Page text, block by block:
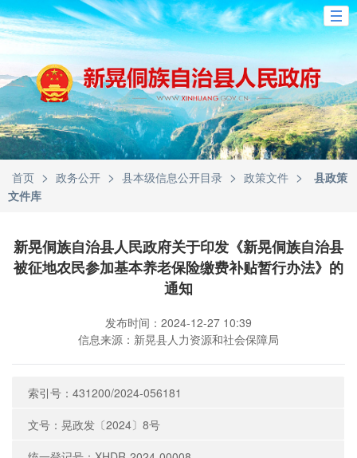
首页 > 政务公开 > 县本级信息公开目录 > 政策文件 >
县政策
文件库
新晃侗族自治县人民政府关于印发《新晃侗族自治县
被征地农民参加基本养老保险缴费补贴暂行办法》的
通知
发布时间：2024-12-27 10:39
信息来源：新晃县人力资源和社会保障局
索引号：431200/2024-056181
文号：晃政发〔2024〕8号